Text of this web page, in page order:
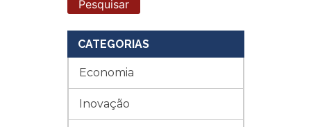
CATEGORIAS
Economia
Inovação